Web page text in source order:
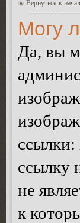
Вернуться к
Могу
Да, вы
ссылку
не
к